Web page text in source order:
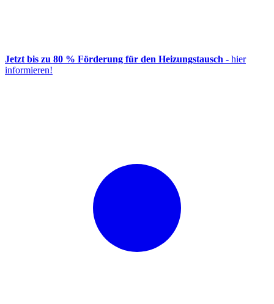
Jetzt bis zu 80 % Förderung für den Heizungstausch - hier
informieren!